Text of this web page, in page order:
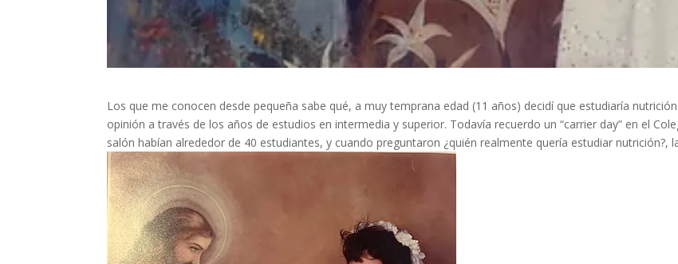
Los que me conocen desde pequeña sabe qué, a muy temprana edad (11 años) decidí que estudiaría
opinión a través de los años de estudios en intermedia y superior. Todavía recuerdo un “carrier day” en el
salón habían alrededor de 40 estudiantes, y cuando preguntaron ¿quién realmente quería estudiar nutrición?,